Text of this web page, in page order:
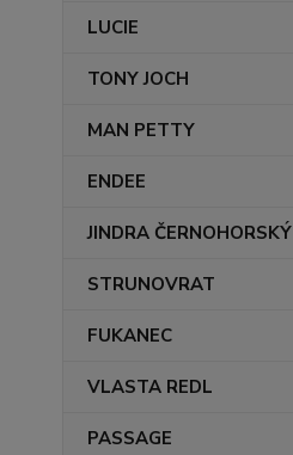
LUCIE
TONY JOCH
MAN PETTY
ENDEE
JINDRA ČERNOHORSKÝ
STRUNOVRAT
FUKANEC
VLASTA REDL
PASSAGE